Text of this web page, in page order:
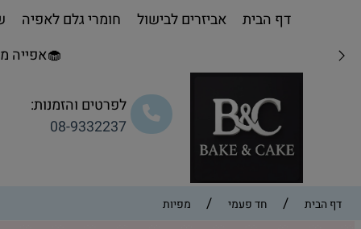
🧁אפייה
לפרטים והזמנות:
08-9332237
דף הבית אביזרים לבישול חומרי גלם לאפיה
דף הבית / חד פעמי / מפיות